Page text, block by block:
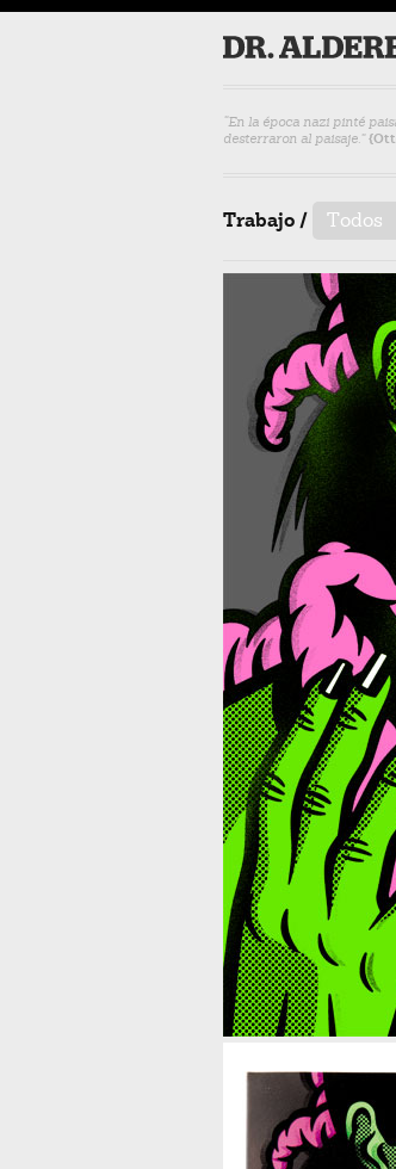
“En la época nazi pinté
desterraron al paisaje.”
Trabajo / Todos